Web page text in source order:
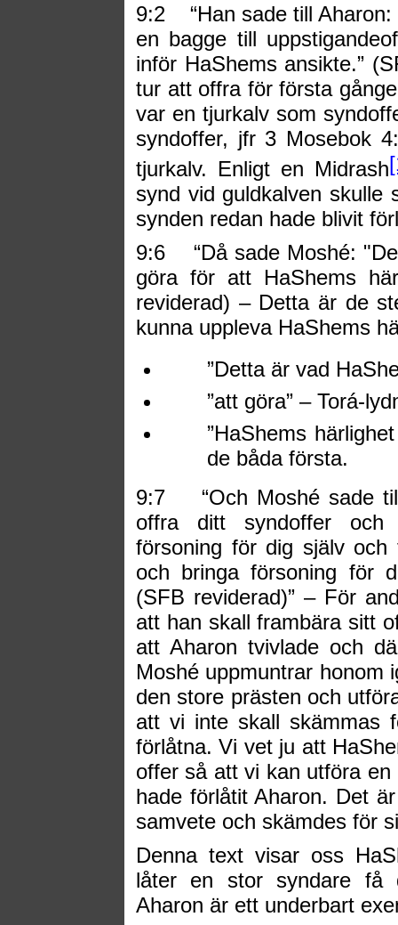
9:2
“Han sade till
en bagge till
inför HaShems ansikte.”
tur att offra för första
var en tjurkalv som
syndoffer, jfr 3 Mosebok
tjurkalv. Enligt en Midrash
synd vid guldkalven skulle
synden redan hade blivit
9:6
“Då sade Moshé:
göra för att HaShems
reviderad) – Detta är de
kunna uppleva HaShems
”Detta är vad
”att göra” – Torá-
”HaShems
de båda första.
9:7
“Och Moshé sade
offra ditt syndoffer och
försoning för dig själv
och bringa försoning för
(SFB reviderad)” – För
att han skall frambära sitt
att Aharon tvivlade och
Moshé uppmuntrar honom
den store prästen och
att vi inte skall skämmas
förlåtna. Vi vet ju att
offer så att vi kan utföra
hade förlåtit Aharon. Det
samvete och skämdes för
Denna text visar oss
låter en stor syndare få
Aharon är ett underbart